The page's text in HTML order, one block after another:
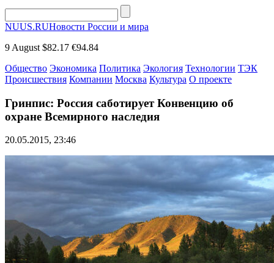
NUUS.RUНовости России и мира
9 August $82.17 €94.84
Общество Экономика Политика Экология Технологии ТЭК
Происшествия Компании Москва Культура О проекте
Гринпис: Россия саботирует Конвенцию об
охране Всемирного наследия
20.05.2015, 23:46